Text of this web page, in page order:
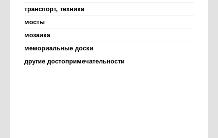
транспорт, техника
мосты
мозаика
мемориальные доски
другие достопримечательности